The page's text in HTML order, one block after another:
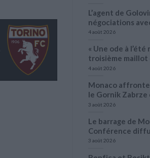
L’agent de
négociations
4 août 2026
« Une ode à l’été
troisième maillot
4 août 2026
Monaco
le Gornik Zabrze
3 août 2026
Le barrage de
Conférence
3 août 2026